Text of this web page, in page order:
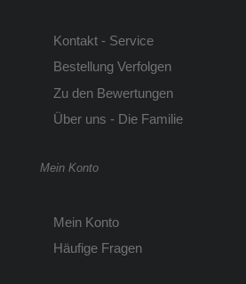
Kontakt - Service
Bestellung Verfolgen
Zu den Bewertungen
Über uns - Die Familie
Mein Konto
Mein Konto
Häufige Fragen